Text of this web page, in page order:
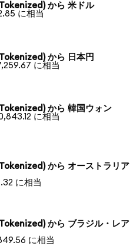
から 米ドル
に相当
から 日本円
に相当
から 韓国ウォン
に相当
から オーストラリア
に相当
から ブラジル・レア
に相当